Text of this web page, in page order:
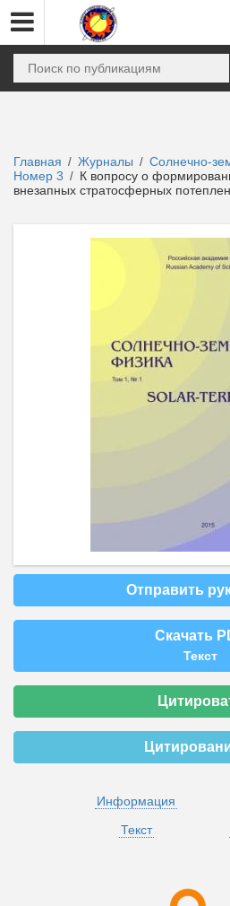
Главная / Журналы / Солнечно-
Номер 3 / К вопросу о
внезапных стратосферных
Отправить
Скачать
Текст
Информация
Текст